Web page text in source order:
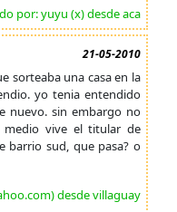
por: yuyu (x) desde aca
21-05-2010
sorteaba una casa en la
yo tenia entendido
nuevo. sin embargo no
medio vive el titular de
barrio sud, que pasa? o
desde villaguay